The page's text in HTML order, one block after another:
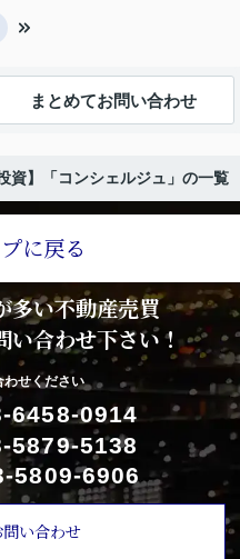
まとめてお問い合わせ
資】「コンシェルジュ」の一覧
に戻る
多い不動産売買
い合わせ下さい！
わせください
6458-0914
5879-5138
5809-6906
い合わせ